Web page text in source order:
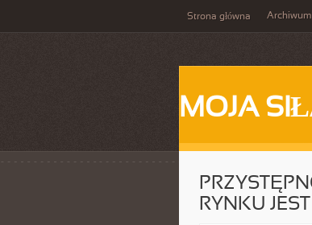
Strona główna Archiwum
MOJA
RYNKU